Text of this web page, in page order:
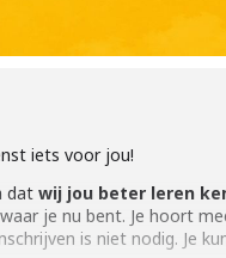
iets voor jou!
dat wij jou beter leren
je nu bent. Je hoort
is niet nodig. Je